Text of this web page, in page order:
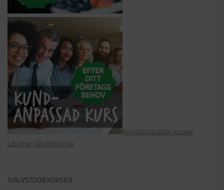
Kundanpassade kurser
Läs mer på infocell.se
SJÄLVSTUDIEKURSER